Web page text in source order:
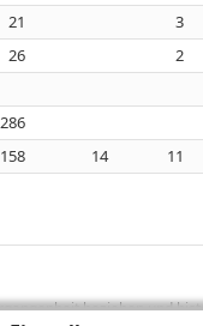
21 3
26 2
286
158 14 11
beziehen und